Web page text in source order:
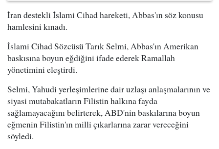
İran destekli İslami Cihad hareketi, Abbas'ın söz konusu
hamlesini kınadı.
İslami Cihad Sözcüsü Tarık Selmi, Abbas'ın Amerikan
baskısına boyun eğdiğini ifade ederek Ramallah
yönetimini eleştirdi.
Selmi, Yahudi yerleşimlerine dair uzlaşı anlaşmalarının ve
siyasi mutabakatların Filistin halkına fayda
sağlamayacağını belirterek, ABD'nin baskılarına boyun
eğmenin Filistin'ın milli çıkarlarına zarar vereceğini
söyledi.